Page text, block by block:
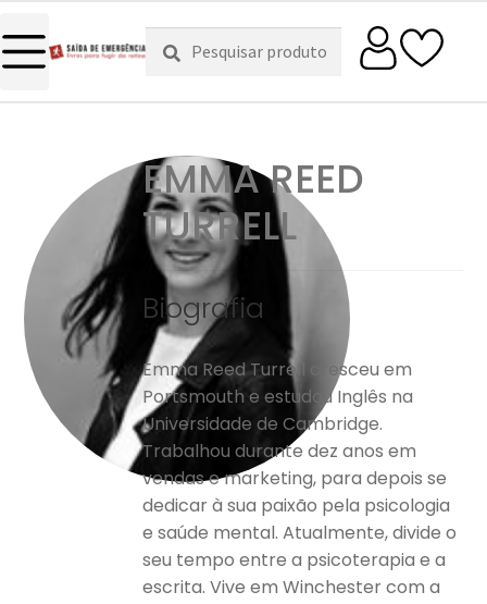
Pesquisar
por:
Pesquisa
EMMA REED
TURRELL
Biografia
Emma Reed Turrell cresceu em
Portsmouth e estudou Inglês na
Universidade de Cambridge.
Trabalhou durante dez anos em
vendas e marketing, para depois se
dedicar à sua paixão pela psicologia
e saúde mental. Atualmente, divide o
seu tempo entre a psicoterapia e a
escrita. Vive em Winchester com a